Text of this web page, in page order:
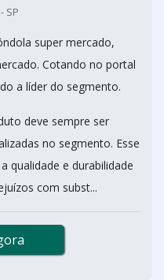
SP
super mercado,
Cotando no portal
a líder do segmento.
deve sempre ser
no segmento. Esse
qualidade e durabilidade
com subst...